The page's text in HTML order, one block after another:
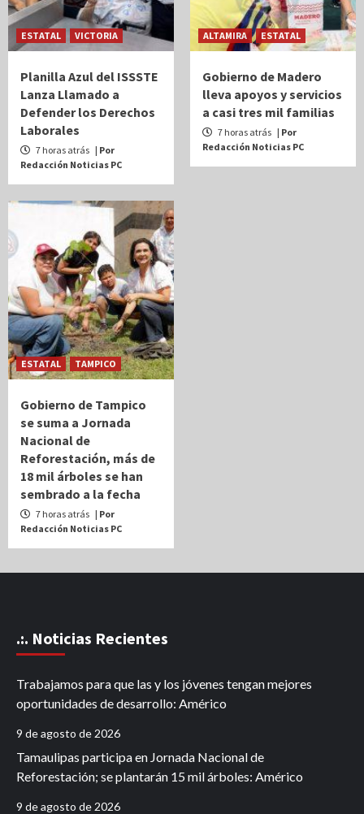
ESTATAL VICTORIA
Planilla Azul del ISSSTE
Lanza Llamado a
Defender los Derechos
Laborales
7 horas atrás | Por
Redacción Noticias PC
ALTAMIRA ESTATAL
Gobierno de Madero
lleva apoyos y servicios
a casi tres mil familias
7 horas atrás | Por
Redacción Noticias PC
ESTATAL TAMPICO
Gobierno de Tampico
se suma a Jornada
Nacional de
Reforestación, más de
18 mil árboles se han
sembrado a la fecha
7 horas atrás | Por
Redacción Noticias PC
.:. Noticias Recientes
Trabajamos para que las y los jóvenes tengan mejores
oportunidades de desarrollo: Américo
9 de agosto de 2026
Tamaulipas participa en Jornada Nacional de
Reforestación; se plantarán 15 mil árboles: Américo
9 de agosto de 2026